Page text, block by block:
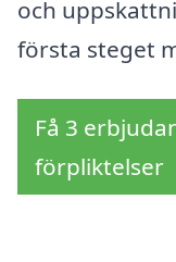
och
första steget
Få 3
förpliktelser